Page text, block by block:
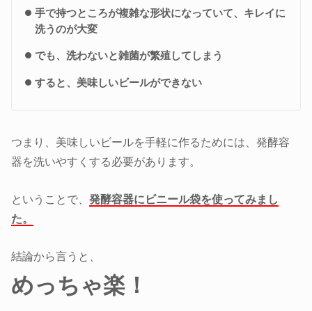
手で持つところが複雑な形状になっていて、キレイに
洗うのが大変
でも、洗わないと雑菌が繁殖してしまう
すると、美味しいビールができない
つまり、美味しいビールを手軽に作るためには、発酵容
器を洗いやすくする必要があります。
ということで、発酵容器にビニール袋を使ってみまし
た。
結論から言うと、
めっちゃ楽！